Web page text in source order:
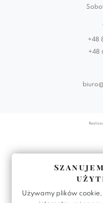
+48
+48
Używamy plików